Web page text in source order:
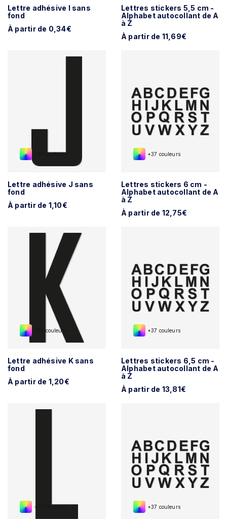
Lettre adhésive I sans
fond
À partir de 0,34€
Lettres stickers 5,5 cm -
Alphabet autocollant de A
à Z
À partir de 11,69€
+37 couleurs
Lettre adhésive J sans
fond
À partir de 1,10€
+37 couleurs
Lettres stickers 6 cm -
Alphabet autocollant de A
à Z
À partir de 12,75€
+37 couleurs
Lettre adhésive K sans
fond
À partir de 1,20€
+37 couleurs
Lettres stickers 6,5 cm -
Alphabet autocollant de A
à Z
À partir de 13,81€
+37 couleurs +37 couleurs